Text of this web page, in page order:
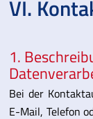
VI.
1.
Bei der
E-Mail, Telefon